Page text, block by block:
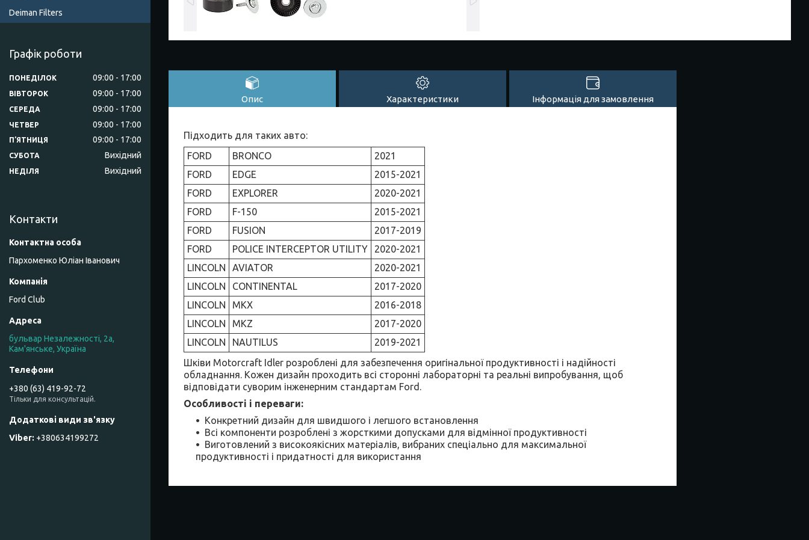
Опис Характеристики Інформація для замовлення
Підходить для таких авто:
FORD
BRONCO
2021
FORD
EDGE
2015-2021
FORD
EXPLORER
2020-2021
FORD
F-150
2015-2021
FORD
FUSION
2017-2019
FORD
POLICE INTERCEPTOR UTILITY
2020-2021
LINCOLN
AVIATOR
2020-2021
LINCOLN
CONTINENTAL
2017-2020
LINCOLN
MKX
2016-2018
LINCOLN
MKZ
2017-2020
LINCOLN
NAUTILUS
2019-2021
Шківи Motorcraft Idler розроблені для забезпечення оригінальної продуктивності і надійності
обладнання. Кожен дизайн проходить всі сторонні лабораторні та реальні випробування, щоб
відповідати суворим інженерним стандартам Ford.
Особливості і переваги:
Конкретний дизайн для швидшого і легшого встановлення
Всі компоненти розроблені з жорсткими допусками для відмінної продуктивності
Виготовлений з високоякісних матеріалів, вибраних спеціально для максимальної
продуктивності і придатності для використання
Deiman Filters
Графік роботи
ПОНЕДІЛОК 09:00 17:00
ВІВТОРОК 09:00 17:00
СЕРЕДА 09:00 17:00
ЧЕТВЕР 09:00 17:00
ПʼЯТНИЦЯ 09:00 17:00
СУБОТА Вихідний
НЕДІЛЯ Вихідний
Контакти
Пархоменко Юліан Іванович
Ford Club
бульвар Незалежності, 2а,
Кам'янське, Україна
+380 (63) 419-92-72
Тільки для консультацій.
+380634199272